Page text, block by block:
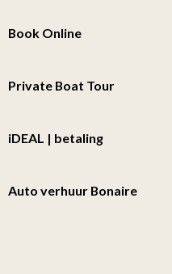
Book Online
Private Boat Tour
iDEAL | betaling
Auto verhuur Bonaire